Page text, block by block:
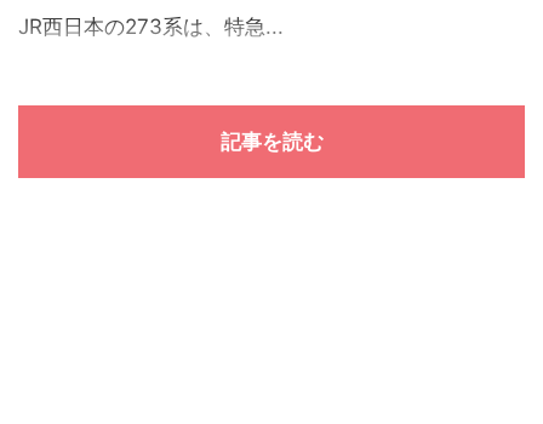
JR西日本の273系は、特急...
記事を読む